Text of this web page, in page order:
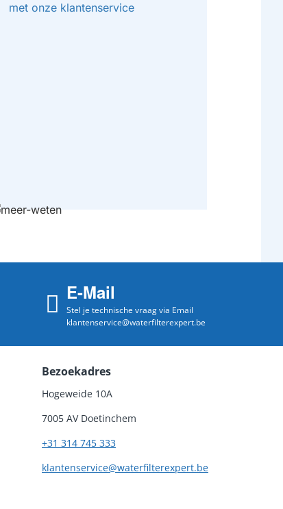
met onze klantenservice
E-Mail
Stel je technische vraag via Email
klantenservice@waterfilterexpert.be
Bezoekadres
Hogeweide 10A
7005 AV Doetinchem
+31 314 745 333
klantenservice@waterfilterexpert.be